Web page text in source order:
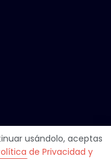
usándolo, aceptas
de Privacidad y